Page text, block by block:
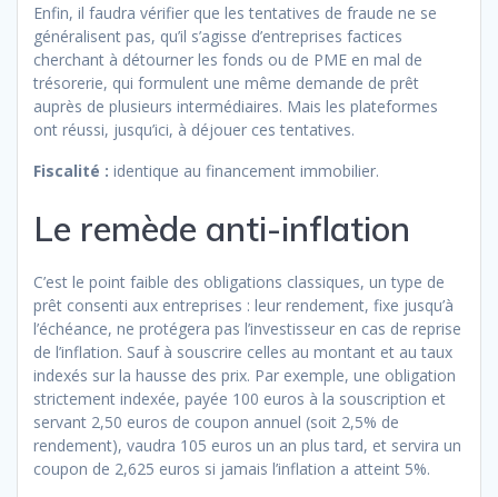
Enfin, il faudra vérifier que les tentatives de fraude ne se
généralisent pas, qu’il s’agisse d’entreprises factices
cherchant à détourner les fonds ou de PME en mal de
trésorerie, qui formulent une même demande de prêt
auprès de plusieurs intermédiaires. Mais les plateformes
ont réussi, jusqu’ici, à déjouer ces tentatives.
Fiscalité : identique au financement immobilier.
Le remède anti-inflation
C’est le point faible des obligations classiques, un type de
prêt consenti aux entreprises : leur rendement, fixe jusqu’à
l’échéance, ne protégera pas l’investisseur en cas de reprise
de l’inflation. Sauf à souscrire celles au montant et au taux
indexés sur la hausse des prix. Par exemple, une obligation
strictement indexée, payée 100 euros à la souscription et
servant 2,50 euros de coupon annuel (soit 2,5% de
rendement), vaudra 105 euros un an plus tard, et servira un
coupon de 2,625 euros si jamais l’inflation a atteint 5%.